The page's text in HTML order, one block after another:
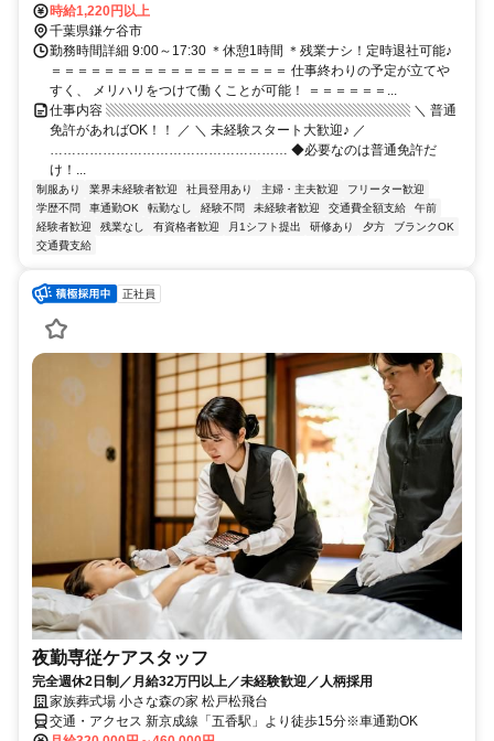
時給1,220円以上
千葉県鎌ケ谷市
勤務時間詳細 9:00～17:30 ＊休憩1時間 ＊残業ナシ！定時退社可能♪
＝＝＝＝＝＝＝＝＝＝＝＝＝＝＝＝＝＝ 仕事終わりの予定が立てや
すく、 メリハリをつけて働くことが可能！ ＝＝＝＝＝＝...
仕事内容 ▧▧▧▧▧▧▧▧▧▧▧▧▧▧▧▧▧▧▧▧▧▧▧ ＼ 普通
免許があればOK！！ ／ ＼ 未経験スタート大歓迎♪ ／
……………………………………………… ◆必要なのは普通免許だ
け！...
制服あり 業界未経験者歓迎 社員登用あり 主婦・主夫歓迎
フリーター歓迎
学歴不問
車通勤OK 転勤なし 経験不問 未経験者歓迎 交通費全額支給
午前
経験者歓迎
残業なし 有資格者歓迎 月1シフト提出 研修あり 夕方
ブランクOK
交通費支給
正社員
夜勤専従ケアスタッフ
完全週休2日制／月給32万円以上／未経験歓迎／人柄採用
家族葬式場 小さな森の家 松戸松飛台
交通・アクセス 新京成線「五香駅」より徒歩15分※車通勤OK